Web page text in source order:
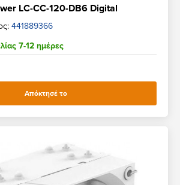
LC-CC-120-DB6 Digital
441889366
7-12 ημέρες
Απόκτησέ το